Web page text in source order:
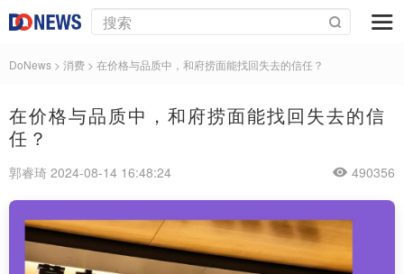
DoNews > 消费 > 在价格与品质中，和府捞面能找回失去的信任？
在价格与品质中，和府捞面能找回失去的信
任？
郭睿琦 2024-08-14 16:48:24 490356